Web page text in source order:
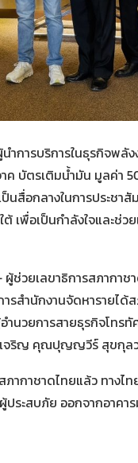
ำการบริการในธุรกิจพ
ค บัตรเติมน้ำมัน มูลค่า
นสื่อกลางในการประช
เพื่อเป็นกำลังใจและช่
วยเลขาธิการสภากาช
ารสำนักงานจัดหารายไ
นวยการสายธุรกิจโทร
ริญ คุณปุญญวีร์ สุขกุลว
ากาชาดไทยแล้ว ทาง
ประสบภัย ออกจากอาค